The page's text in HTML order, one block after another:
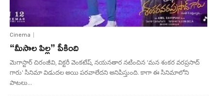
Cinema
“మీసాల పిల్ల” పీకింది
మెగాస్టార్ చిరంజీవి, విక్టరీ వెంకటేష్, నయనతార నటించిన 'మన శంకర వరప్రసాద్
గారు' సినిమా విడుదల అయి పరవాలేదని అనిపిస్తుంది. కాగా ఈ సినిమాలోని
పాటలు...